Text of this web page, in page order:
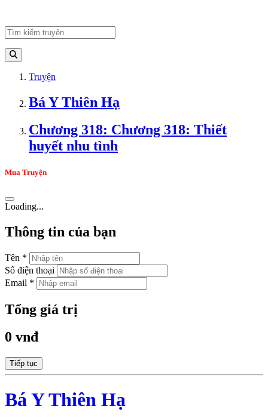
Truyện
Bá Y Thiên Hạ
Chương 318: Chương 318: Thiết
huyết nhu tình
Mua Truyện
Loading...
Thông tin của bạn
Tên *
Số điện thoại
Email *
Tổng giá trị
0 vnđ
Tiếp tục
Bá Y Thiên Hạ